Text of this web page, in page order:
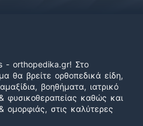
- orthopedika.gr! Στο
θα βρείτε ορθοπεδικά είδη,
βοηθήματα, ιατρικό
φυσικοθεραπείας καθώς και
ομορφιάς, στις καλύτερες